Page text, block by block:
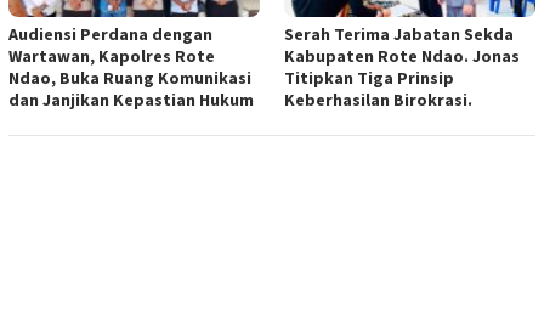
Audiensi Perdana dengan
Wartawan, Kapolres Rote
Ndao, Buka Ruang Komunikasi
dan Janjikan Kepastian Hukum
Serah Terima Jabatan Sekda
Kabupaten Rote Ndao. Jonas
Titipkan Tiga Prinsip
Keberhasilan Birokrasi.